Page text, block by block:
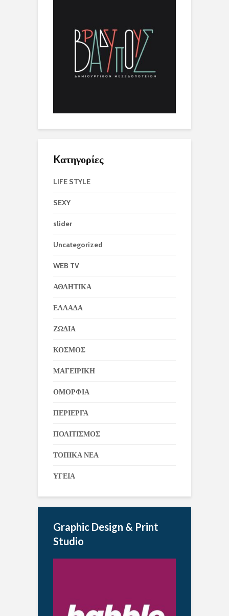
Kατηγορίες
LIFE STYLE
SEXY
slider
Uncategorized
WEB TV
ΑΘΛΗΤΙΚΑ
ΕΛΛΑΔΑ
ΖΩΔΙΑ
ΚΟΣΜΟΣ
ΜΑΓΕΙΡΙΚΗ
ΟΜΟΡΦΙΑ
ΠΕΡΙΕΡΓΑ
ΠΟΛΙΤΙΣΜΟΣ
ΤΟΠΙΚΑ ΝΕΑ
ΥΓΕΙΑ
Graphic Design & Print
Studio